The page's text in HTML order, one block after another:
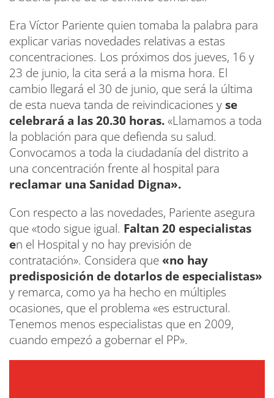
Era Víctor Pariente quien tomaba la palabra para
explicar varias novedades relativas a estas
concentraciones. Los próximos dos jueves, 16 y
23 de junio, la cita será a la misma hora. El
cambio llegará el 30 de junio, que será la última
de esta nueva tanda de reivindicaciones yse
celebrará a las 20.30 horas.«Llamamos a toda
la población para que defienda su salud.
Convocamos a toda la ciudadanía del distrito a
una concentración frente al hospital para
reclamar una Sanidad Digna».
Con respecto a las novedades, Pariente asegura
que «todo sigue igual. Faltan 20 especialistas
en el Hospital y no hay previsión de
contratación». Considera que«no hay
predisposición de dotarlos de especialistas»
y remarca, como ya ha hecho en múltiples
ocasiones, que el problema «es estructural.
Tenemos menos especialistas que en 2009,
cuando empezó a gobernar el PP».